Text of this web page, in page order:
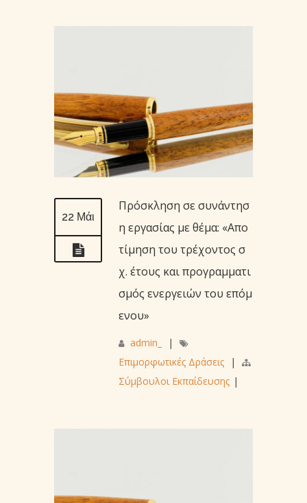
22 Μάι
Πρόσκληση σε συνάντησ
η εργασίας με θέμα: «Απο
τίμηση του τρέχοντος σ
χ. έτους και προγραμματι
σμός ενεργειών του επόμ
ενου»
admin_
|
Επιμορφωτικές Δράσεις
|
Σύμβουλοι Εκπαίδευσης |